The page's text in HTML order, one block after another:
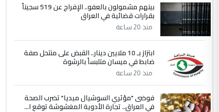
الموضوع :
بين الإهمال واغتصاب الأرض.. بلاد
الرافدين تعاني الجفاف والتصحر!!
التعليق : هذه الزيارة تنفع لبنان، دون الشعب
العراقي، الذي احترق بحر الصيف، في حين
حكومة الزيدي ...
الموضوع :
نواف سلام في بغداد.. "الفيول" مقابل
بينهم مشمولون بالعفو.. الإفراج عن 519 سجيناً
بقرارات قضائية في العراق
منذ 20 ساعة
ابتزاز بـ 10 ملايين دينار.. القبض على منتحل صفة
ضابط في ميسان متلبساً بالرشوة
منذ 20 ساعة
فوضى "مؤثري السوشيال ميديا" تضرب الصحة
في العراق.. تجارة الأدوية المغشوشة توقع ا...